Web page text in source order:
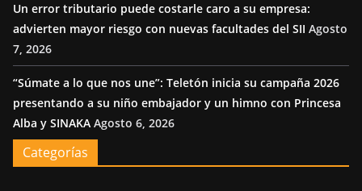
Un error tributario puede costarle caro a su empresa:
advierten mayor riesgo con nuevas facultades del SII Agosto
7, 2026
“Súmate a lo que nos une”: Teletón inicia su campaña 2026
presentando a su niño embajador y un himno con Princesa
Alba y SINAKA Agosto 6, 2026
Categorías